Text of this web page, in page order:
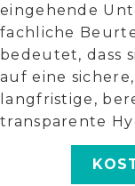
eingehende
fachliche
bedeutet, dass
auf eine
langfristige,
transparente